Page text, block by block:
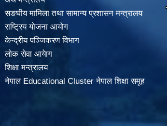
सङघीय मामिला तथा सामान्य प्रशासन मन्त्रालय
राष्ट्रिय योजना आयोग
केन्द्रीय पञ्जिकरण विभाग
लोक सेवा आयेाग
शिक्षा मन्त्रालय
नेपाल Educational Cluster नेपाल शिक्षा समूह